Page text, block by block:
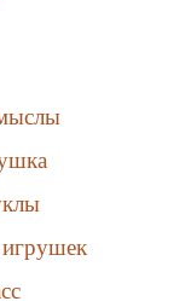
игрушек